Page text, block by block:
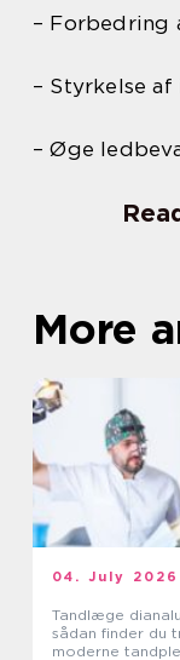
– Forbedring
– Styrkelse
– Øge
More
04. July 2026
Tandlæge
sådan finder du
moderne